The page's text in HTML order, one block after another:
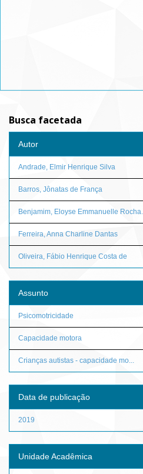
Busca facetada
Autor
Andrade, Elmir Henrique Silva
Barros, Jônatas de França
Benjamim, Eloyse Emmanuelle Rocha...
Ferreira, Anna Charline Dantas
Oliveira, Fábio Henrique Costa de
Assunto
Psicomotricidade
Capacidade motora
Crianças autistas - capacidade mo...
Data de publicação
2019
Unidade Acadêmica